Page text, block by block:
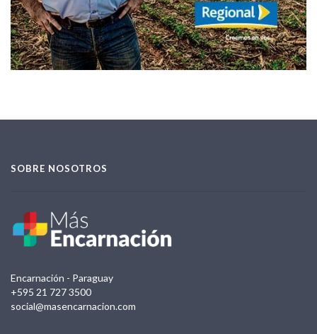
SOBRE NOSOTROS
Encarnación - Paraguay
+595 21 727 3500
social@masencarnacion.com